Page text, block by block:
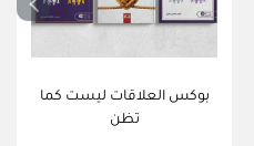
بوكس العلاقات ليست كما
تظن